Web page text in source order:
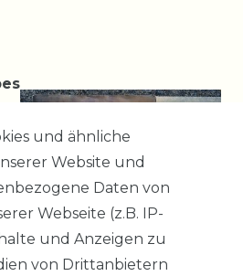
und ähnliche
Website und
Daten von
Webseite (z.B. IP-
und Anzeigen zu
von Drittanbietern